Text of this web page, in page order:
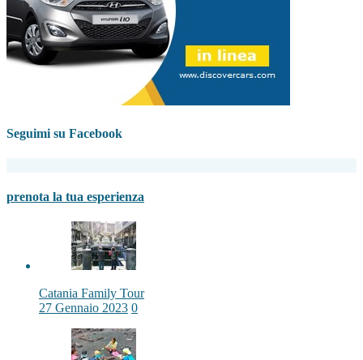
Seguimi su Facebook
prenota la tua esperienza
Catania Family Tour
27 Gennaio 2023 0